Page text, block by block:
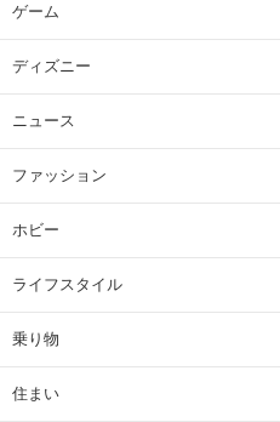
ゲーム
ディズニー
ニュース
ファッション
ホビー
ライフスタイル
乗り物
住まい